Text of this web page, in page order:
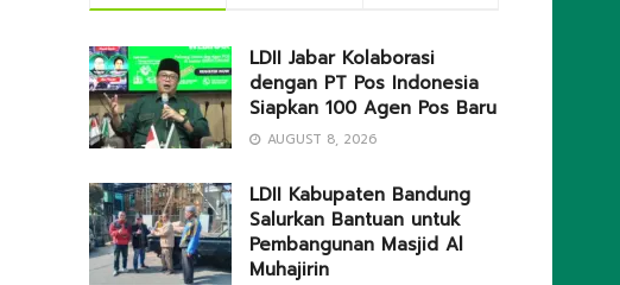
LDII Jabar Kolaborasi
dengan PT Pos Indonesia
Siapkan 100 Agen Pos Baru
AUGUST 8, 2026
LDII Kabupaten Bandung
Salurkan Bantuan untuk
Pembangunan Masjid Al
Muhajirin